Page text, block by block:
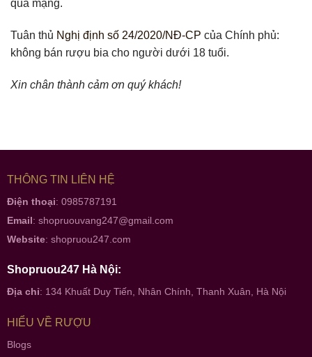
qua mạng.
Tuân thủ Nghị định số 24/2020/NĐ-CP của Chính phủ:
không bán rượu bia cho người dưới 18 tuổi.
Xin chân thành cảm ơn quý khách!
THÔNG TIN LIÊN HỆ
Điện thoại: 0985787191
Email: shopruouvang247@gmail.com
Website: shopruou247.com
Shopruou247 Hà Nội:
Địa chỉ: 134 Khuất Duy Tiến, Nhân Chính, Thanh Xuân, Hà Nội
HIỂU VỀ RƯỢU
Blogs